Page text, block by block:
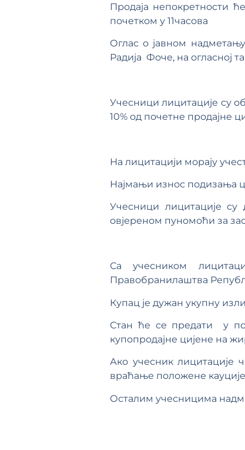
Продаја непокретности
почетком у 11часова
Оглас о јавном
Радија Фоче, на огласној
Учесници лицитације су
10% од почетне продајне
На лицитацији морају
Најмањи износ подизања
Учесници лицитације су
овјереном пуномоћи за
Са учесником
Правобранилаштва
Купац је дужан укупну
Стан ће се предати у
купопродајне цијене на
Ако учесник лицитације
враћање положене
Осталим учесницима